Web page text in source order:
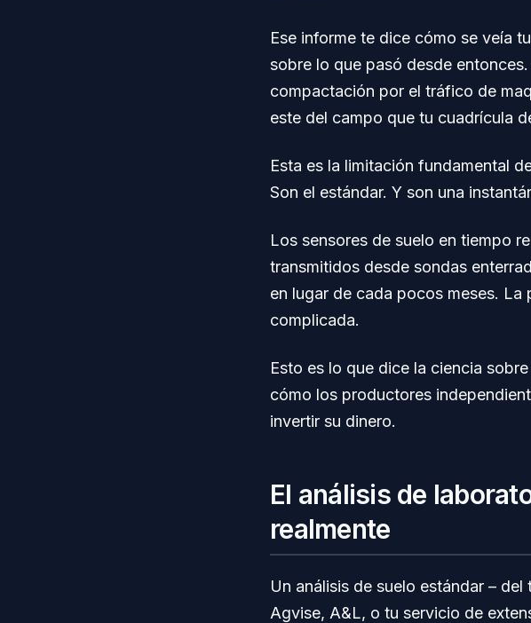
Ese informe te dice cómo se veía
sobre lo que pasó desde
compactación por el tráfico de
este del campo que tu cuadrícula
Esta es la limitación fundamental
Son el estándar. Y son una
Los sensores de suelo en tiempo
transmitidos desde sondas
en lugar de cada pocos meses.
complicada.
Esto es lo que dice la ciencia
cómo los productores
invertir su dinero.
El análisis de
realmente
Un análisis de suelo estándar –
Agvise, A&L, o tu servicio de